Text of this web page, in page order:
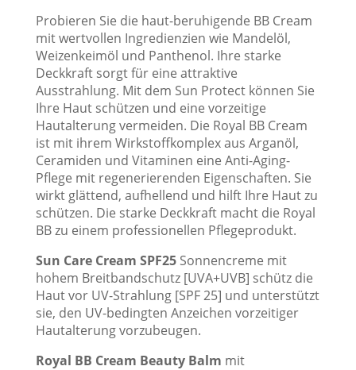
Probieren Sie die haut-beruhigende BB Cream
mit wertvollen Ingredienzien wie Mandelöl,
Weizenkeimöl und Panthenol. Ihre starke
Deckkraft sorgt für eine attraktive
Ausstrahlung. Mit dem Sun Protect können Sie
Ihre Haut schützen und eine vorzeitige
Hautalterung vermeiden. Die Royal BB Cream
ist mit ihrem Wirkstoffkomplex aus Arganöl,
Ceramiden und Vitaminen eine Anti-Aging-
Pflege mit regenerierenden Eigenschaften. Sie
wirkt glättend, aufhellend und hilft Ihre Haut zu
schützen. Die starke Deckkraft macht die Royal
BB zu einem professionellen Pflegeprodukt.
Sun Care Cream SPF25 Sonnencreme mit
hohem Breitbandschutz [UVA+UVB] schütz die
Haut vor UV-Strahlung [SPF 25] und unterstützt
sie, den UV-bedingten Anzeichen vorzeitiger
Hautalterung vorzubeugen.
Royal BB Cream Beauty Balm mit